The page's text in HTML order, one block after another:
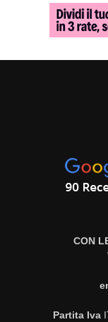
CON
Partita Iva